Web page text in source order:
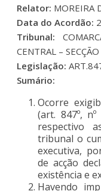
Relator: MOREIRA
Data do Acordão:
Tribunal:
CENTRAL –
Legislação:
Sumário:
Ocorre
(art. 847º,
respectivo
tribunal o
executiva,
de acção
existência e
Havendo